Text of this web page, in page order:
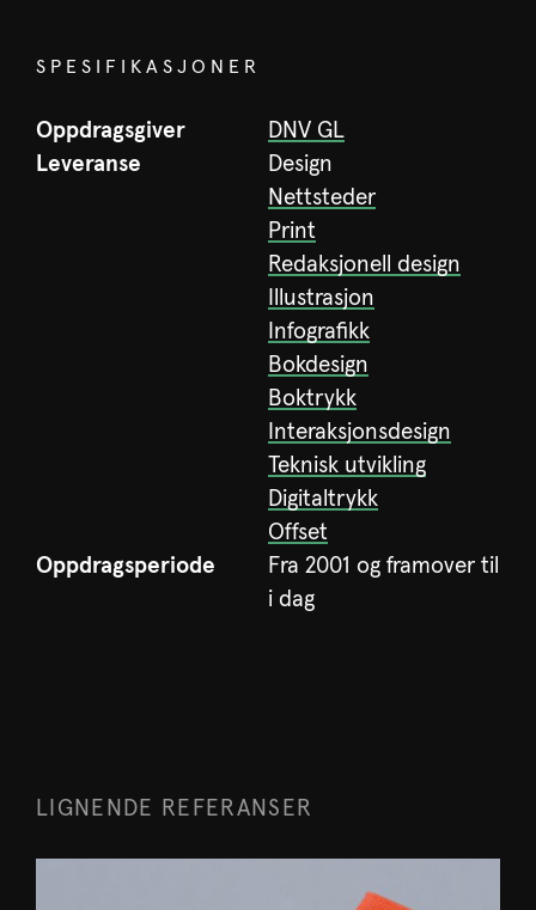
SPESIFIKASJONER
Oppdragsgiver
DNV GL
Leveranse
Design
Nettsteder
Print
Redaksjonell design
Illustrasjon
Infografikk
Bokdesign
Boktrykk
Interaksjonsdesign
Teknisk utvikling
Digitaltrykk
Offset
Oppdragsperiode
Fra 2001 og framover til
i dag
LIGNENDE REFERANSER